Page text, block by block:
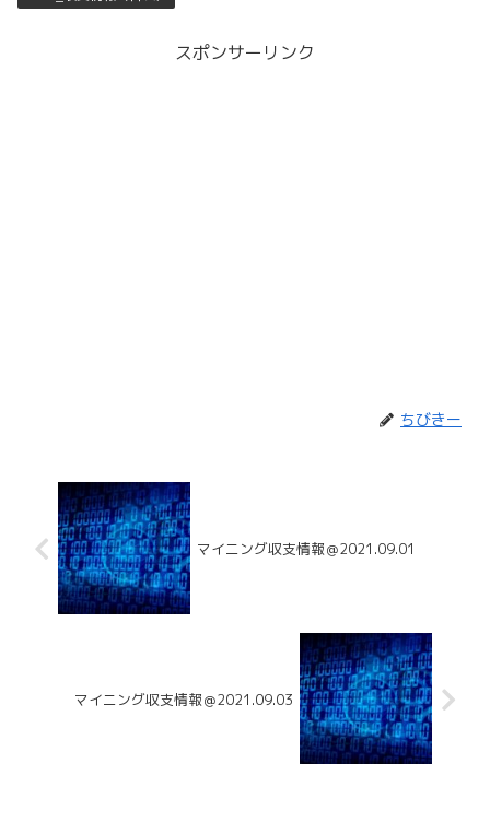
スポンサーリンク
ちびきー
マイニング収支情報＠2021.09.01
マイニング収支情報＠2021.09.03